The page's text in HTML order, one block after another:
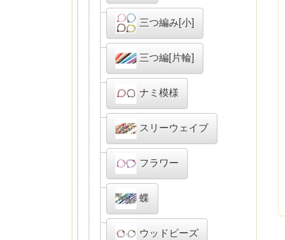
三つ編み[小]
三つ編[片輪]
ナミ模様
スリーウェイブ
フラワー
蝶
ウッドビーズ